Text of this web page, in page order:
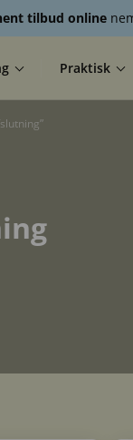
tilbud online
Praktisk